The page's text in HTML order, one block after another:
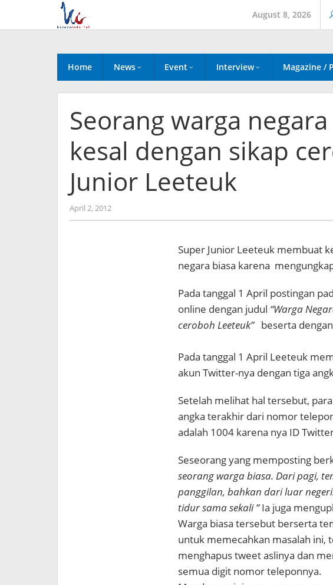
content
August 8, 2026
Home News Event Interview Magazine /
Seorang warga
kesal dengan sikap
Junior Leeteuk
April 2, 2012by
Koreanindo
Super Junior Leeteuk membuat
negara biasa karena
Pada tanggal 1 April postingan
online dengan judul “Warga
ceroboh Leeteuk” beserta
Pada tanggal 1 April Leeteuk
akun Twitter-nya dengan tiga
Setelah melihat hal tersebut,
angka terakhir dari nomor
adalah 1004 karena nya ID
Seseorang yang memposting
seorang warga biasa. Dari pagi,
panggilan, bahkan dari luar
tidur sama sekali ”Ia juga
Warga biasa tersebut berserta
untuk memecahkan masalah ini,
menghapus tweet aslinya dan
semua digit nomor teleponnya.